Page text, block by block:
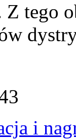
Z tego
i